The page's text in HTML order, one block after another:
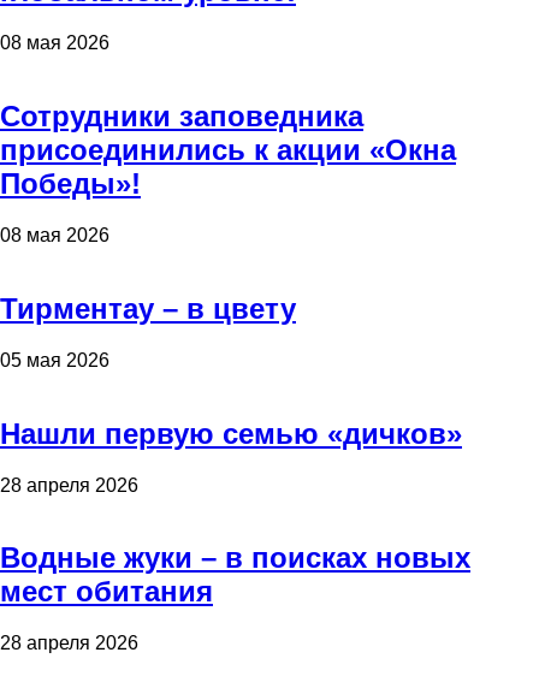
08 мая 2026
Сотрудники заповедника
присоединились к акции «Окна
Победы»!
08 мая 2026
Тирментау – в цвету
05 мая 2026
Нашли первую семью «дичков»
28 апреля 2026
Водные жуки – в поисках новых
мест обитания
28 апреля 2026